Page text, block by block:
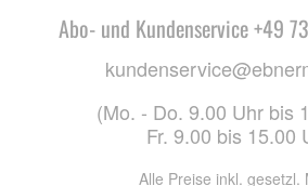
Abo- und Kundenservice +49
(Mo. - Do. 9.00 Uhr bis
Fr. 9.00 bis 15.00
Alle Preise inkl. gesetzl.